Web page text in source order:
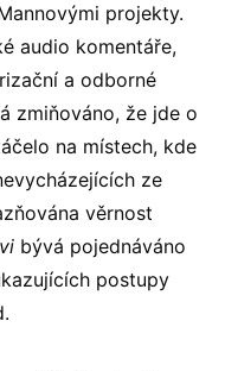
projekty.
audio komentáře,
a odborné
zmiňováno, že jde o
na místech, kde
ze
věrnost
bývá pojednáváno
postupy